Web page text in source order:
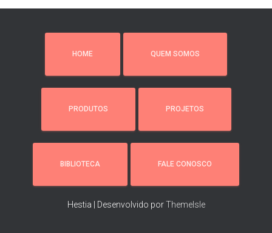
HOME QUEM SOMOS
PRODUTOS PROJETOS
BIBLIOTECA FALE CONOSCO
Hestia | Desenvolvido porThemeIsle